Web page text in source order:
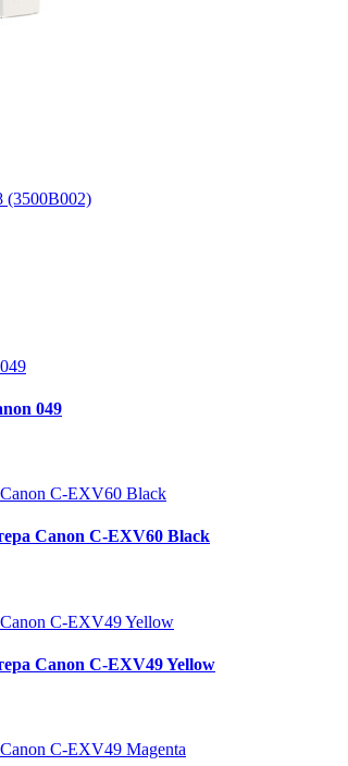
049
Canon C-EXV60 Black
Canon C-EXV49 Yellow